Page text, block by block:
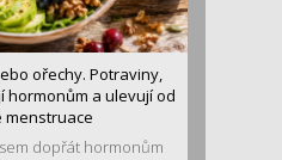
ořechy. Potraviny,
hormonům a ulevují od
menstruace
dopřát hormonům